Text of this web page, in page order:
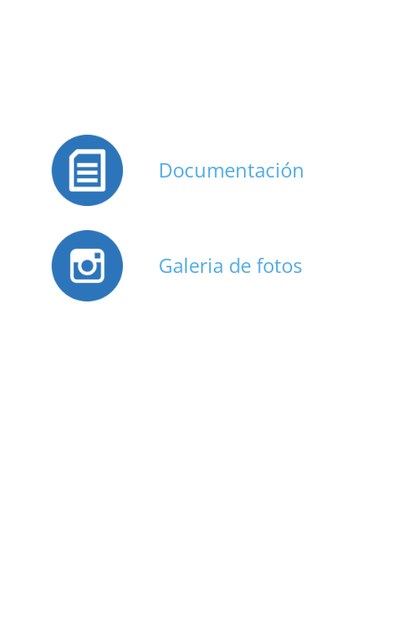
Documentación
Galeria de fotos